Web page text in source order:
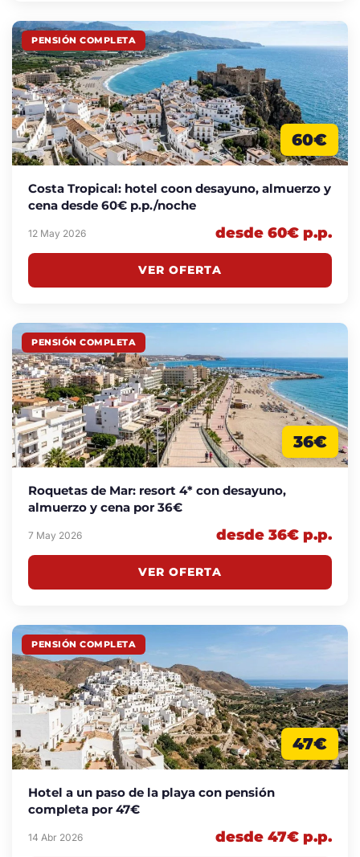
PENSIÓN COMPLETA
60€
Costa Tropical: hotel coon desayuno, almuerzo y
cena desde 60€ p.p./noche
12 May 2026 desde 60€ p.p.
VER OFERTA
PENSIÓN COMPLETA
36€
Roquetas de Mar: resort 4* con desayuno,
almuerzo y cena por 36€
7 May 2026 desde 36€ p.p.
VER OFERTA
PENSIÓN COMPLETA
47€
Hotel a un paso de la playa con pensión
completa por 47€
14 Abr 2026 desde 47€ p.p.